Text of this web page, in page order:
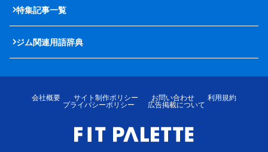
特集記事一覧
ジム関連用語辞典
会社概要 サイト制作ポリシー お問い合わせ
利用規約
プライバシーポリシー
広告掲載について